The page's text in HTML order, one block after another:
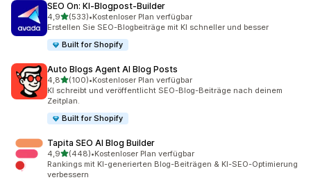
SEO On: KI‑Blogpost‑Builder
4,9von 5 Sternen
(533)
533 Rezensionen insgesamt
•Kostenloser Plan verfügbar
Erstellen Sie SEO-Blogbeiträge mit KI schneller und besser
Built for Shopify
Auto Blogs Agent AI Blog Posts
4,8von 5 Sternen
(100)
100 Rezensionen insgesamt
•Kostenloser Plan verfügbar
KI schreibt und veröffentlicht SEO-Blog-Beiträge nach deinem
Zeitplan.
Built for Shopify
Tapita SEO AI Blog Builder
4,9von 5 Sternen
(448)
448 Rezensionen insgesamt
•Kostenloser Plan verfügbar
Rankings mit KI-generierten Blog-Beiträgen & KI-SEO-Optimierung
verbessern